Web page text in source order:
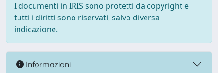
I documenti in IRIS sono protetti da copyright e
tutti i diritti sono riservati, salvo diversa
indicazione.
Informazioni